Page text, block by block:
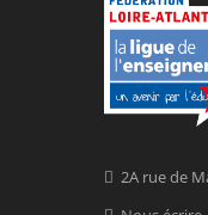
2A rue de